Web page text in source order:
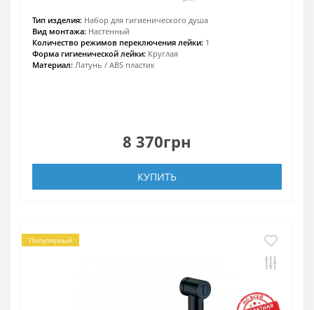
Тип изделия: Набор для гигиенического душа
Вид монтажа: Настенный
Количество режимов переключения лейки: 1
Форма гигиенической лейки: Круглая
Материал: Латунь / ABS пластик
8 370грн
КУПИТЬ
Популярный